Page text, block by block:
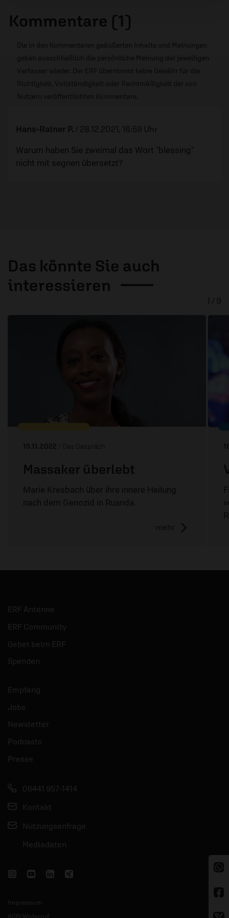
Kommentare (1)
Die in den Kommentaren geäußerten Inhalte und Meinungen
geben ausschließlich die persönliche Meinung der jeweiligen
Verfasser wieder. Der ERF übernimmt keine Gewähr für die
Richtigkeit, Vollständigkeit oder Rechtmäßigkeit der von
Nutzern veröffentlichten Kommentare.
Hans-Rainer P. / 28.12.2021, 16:59 Uhr
Warum haben Sie zweimal das Wort "blessing"
nicht mit segnen übersetzt?
Das könnte Sie auch
interessieren
15.11.2022 / Das Gespräch
Massaker überlebt
Marie Kresbach über ihre innere Heilung
nach dem Genozid in Ruanda.
mehr
1 / 9
ERF Antenne
ERF Community
Gebet beim ERF
Spenden
Empfang
Jobs
Newsletter
Podcasts
Presse
06441 957-1414
Kontakt
Nutzungsanfrage
Mediadaten
Impressum
AGB/Widerruf